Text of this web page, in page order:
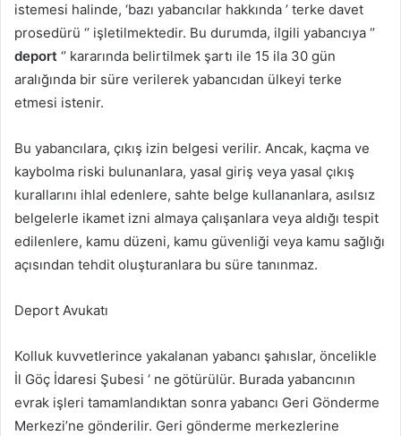
istemesi halinde, ‘bazı yabancılar hakkında ’ terke davet
prosedürü ‘’ işletilmektedir. Bu durumda, ilgili yabancıya ‘’
deport ‘’ kararında belirtilmek şartı ile 15 ila 30 gün
aralığında bir süre verilerek yabancıdan ülkeyi terke
etmesi istenir.
Bu yabancılara, çıkış izin belgesi verilir. Ancak, kaçma ve
kaybolma riski bulunanlara, yasal giriş veya yasal çıkış
kurallarını ihlal edenlere, sahte belge kullananlara, asılsız
belgelerle ikamet izni almaya çalışanlara veya aldığı tespit
edilenlere, kamu düzeni, kamu güvenliği veya kamu sağlığı
açısından tehdit oluşturanlara bu süre tanınmaz.
Deport Avukatı
Kolluk kuvvetlerince yakalanan yabancı şahıslar, öncelikle
İl Göç İdaresi Şubesi ‘ ne götürülür. Burada yabancının
evrak işleri tamamlandıktan sonra yabancı Geri Gönderme
Merkezi’ne gönderilir. Geri gönderme merkezlerine